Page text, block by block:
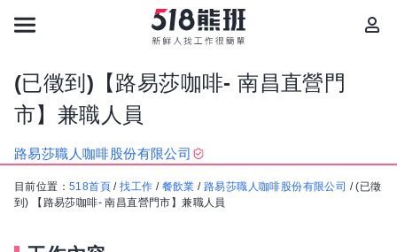
(已徵到)【路易莎咖啡- 南昌直營門
市】兼職人員
路易莎職人咖啡股份有限公司
目前位置： 518首頁 /找工作 / 餐飲業 /路易莎職人咖啡股份有限公司 /(已徵
到) 【路易莎咖啡- 南昌直營門市】兼職人員